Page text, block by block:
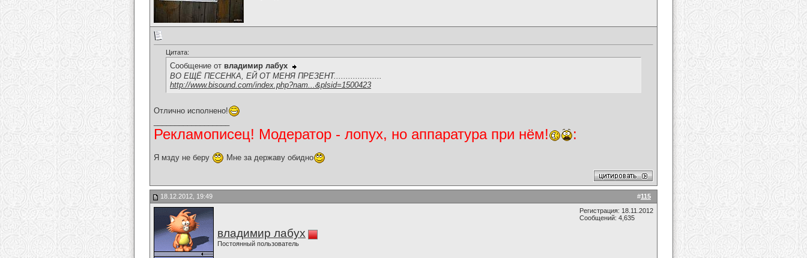
Цитата:
Сообщение от владимир лабух
ВО ЕЩЁ ПЕСЕНКА, ЕЙ ОТ МЕНЯ ПРЕЗЕНТ....................
http://www.bisound.com/index.php?nam...&plsid=1500423
Отлично исполнено!
Рекламописец! Модератор - лопух, но аппаратура при нём! :
Я мзду не беру Мне за державу обидно
#115
18.12.2012, 19:49
владимир лабух
Постоянный пользователь
Регистрация: 18.11.2012
Сообщений: 4,635